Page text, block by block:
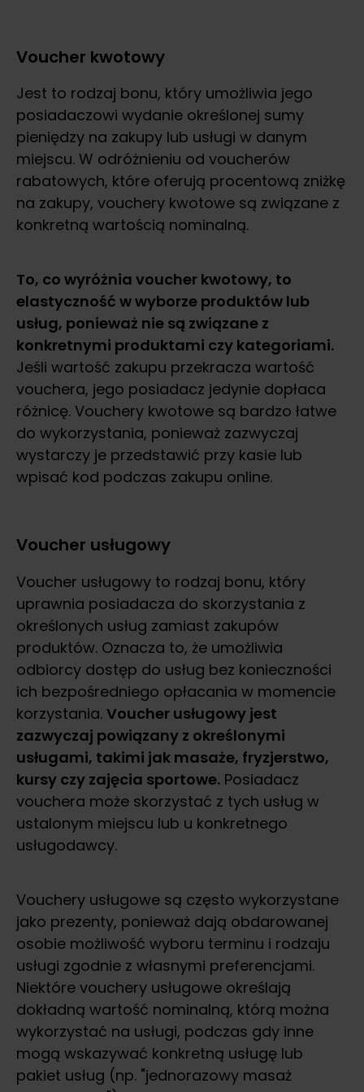
Voucher kwotowy
Jest to rodzaj bonu, który umożliwia jego
posiadaczowi wydanie określonej sumy
pieniędzy na zakupy lub usługi w danym
miejscu. W odróżnieniu od voucherów
rabatowych, które oferują procentową zniżkę
na zakupy, vouchery kwotowe są związane z
konkretną wartością nominalną.
To, co wyróżnia voucher kwotowy, to
elastyczność w wyborze produktów lub
usług, ponieważ nie są związane z
konkretnymi produktami czy kategoriami.
Jeśli wartość zakupu przekracza wartość
vouchera, jego posiadacz jedynie dopłaca
różnicę. Vouchery kwotowe są bardzo łatwe
do wykorzystania, ponieważ zazwyczaj
wystarczy je przedstawić przy kasie lub
wpisać kod podczas zakupu online.
Voucher usługowy
Voucher usługowy to rodzaj bonu, który
uprawnia posiadacza do skorzystania z
określonych usług zamiast zakupów
produktów. Oznacza to, że umożliwia
odbiorcy dostęp do usług bez konieczności
ich bezpośredniego opłacania w momencie
korzystania. Voucher usługowy jest
zazwyczaj powiązany z określonymi
usługami, takimi jak masaże, fryzjerstwo,
kursy czy zajęcia sportowe. Posiadacz
vouchera może skorzystać z tych usług w
ustalonym miejscu lub u konkretnego
usługodawcy.
Vouchery usługowe są często wykorzystane
jako prezenty, ponieważ dają obdarowanej
osobie możliwość wyboru terminu i rodzaju
usługi zgodnie z własnymi preferencjami.
Niektóre vouchery usługowe określają
dokładną wartość nominalną, którą można
wykorzystać na usługi, podczas gdy inne
mogą wskazywać konkretną usługę lub
pakiet usług (np. "jednorazowy masaż